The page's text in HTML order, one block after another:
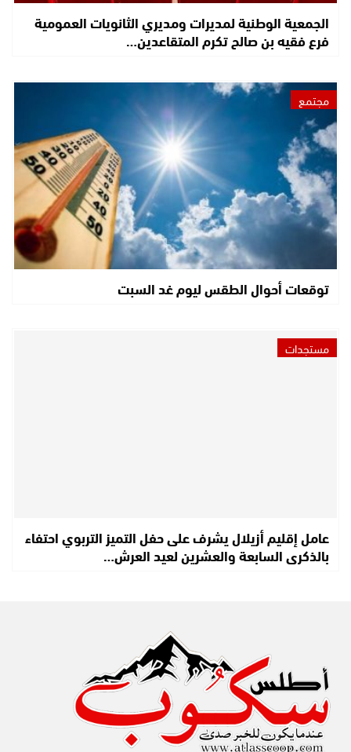
الجمعية الوطنية لمديرات ومديري الثانويات العمومية
فرع فقيه بن صالح تكرم المتقاعدين…
مجتمع
توقعات أحوال الطقس ليوم غد السبت
مستجدات
عامل إقليم أزيلال يشرف على حفل التميز التربوي احتفاء
بالذكرى السابعة والعشرين لعيد العرش…